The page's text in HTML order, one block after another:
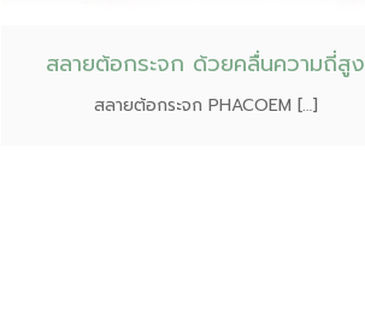
สลายต้อกระจก ด้วยคลื่นความถี่สูง
สลายต้อกระจก PHACOEM […]